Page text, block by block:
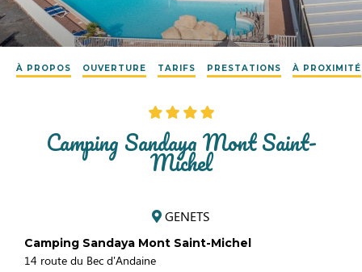
À PROPOS OUVERTURE TARIFS PRESTATIONS À PROXIMITÉ
Camping Sandaya Mont Saint-
Michel
GENETS
Camping Sandaya Mont Saint-Michel
14 route du Bec d'Andaine